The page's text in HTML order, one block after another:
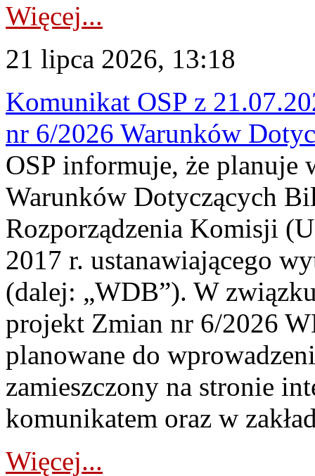
Więcej...
21 lipca 2026, 13:18
Komunikat OSP z
nr 6/2026 Warunków
OSP informuje, że planuje
Warunków Dotyczących
Rozporządzenia Komisji
2017 r. ustanawiającego
(dalej: „WDB”). W
projekt Zmian nr 6/2026
planowane do
zamieszczony na stronie
komunikatem oraz w
Więcej...